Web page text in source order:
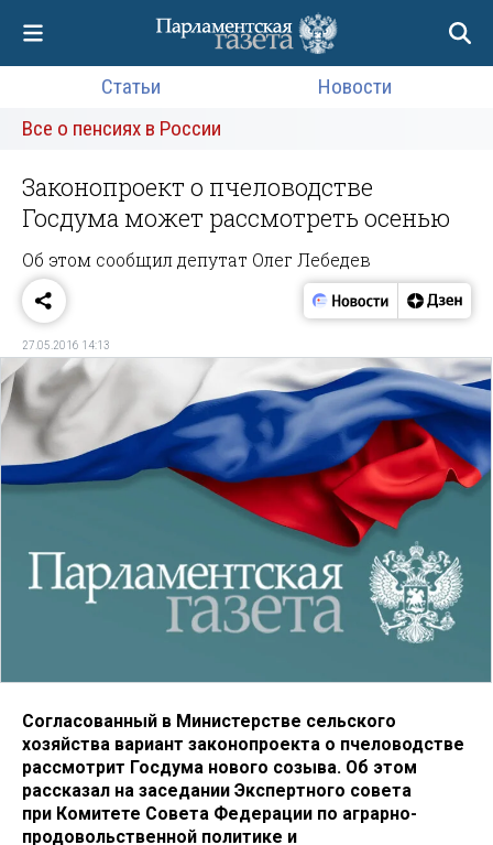
Статьи
Новости
Все о пенсиях в России
Законопроект о пчеловодстве
Госдума может рассмотреть осенью
Об этом сообщил депутат Олег Лебедев
27.05.2016 14:13
Согласованный в Министерстве сельского
хозяйства вариант законопроекта о пчеловодстве
рассмотрит Госдума нового созыва. Об этом
рассказал на заседании Экспертного совета
при Комитете Совета Федерации по аграрно-
продовольственной политике и